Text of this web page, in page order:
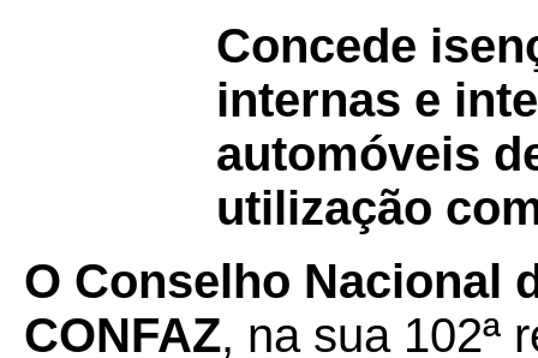
Concede
internas e
automóveis
utilização
O Conselho Nacional
CONFAZ, na sua 102ª